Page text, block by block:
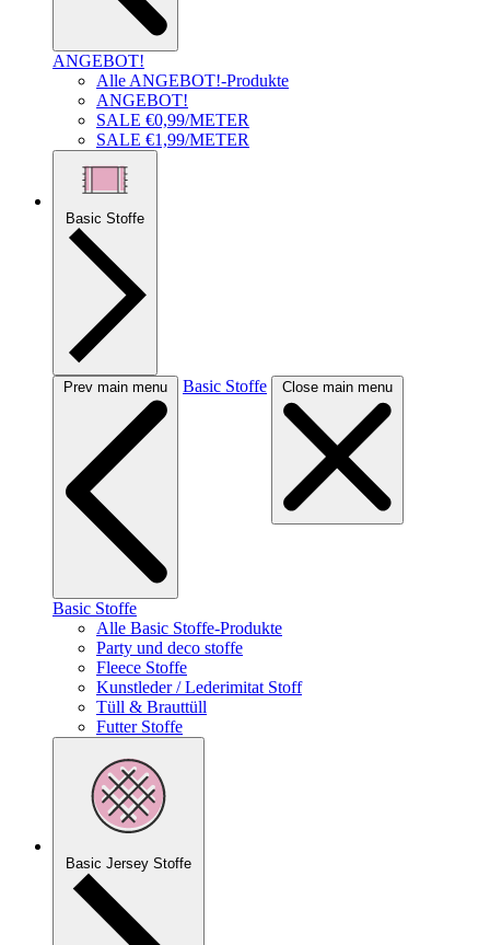
ANGEBOT!
Alle ANGEBOT!-Produkte
ANGEBOT!
SALE €0,99/METER
SALE €1,99/METER
Basic Stoffe
Prev main menu Basic Stoffe Close main menu
Basic Stoffe
Alle Basic Stoffe-Produkte
Party und deco stoffe
Fleece Stoffe
Kunstleder / Lederimitat Stoff
Tüll & Brauttüll
Futter Stoffe
Basic Jersey Stoffe